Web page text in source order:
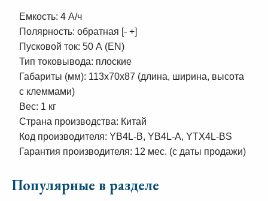
Емкость: 4 А/ч
Полярность: обратная [- +]
Пусковой ток: 50 А (EN)
Тип токовывода: плоские
Габариты (мм): 113x70x87 (длина, ширина, высота
с клеммами)
Вес: 1 кг
Страна производства: Китай
Код производителя: YB4L-B, YB4L-A, YTX4L-BS
Гарантия производителя: 12 мес. (с даты продажи)
Популярные в разделе